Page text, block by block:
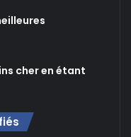
cher en étant